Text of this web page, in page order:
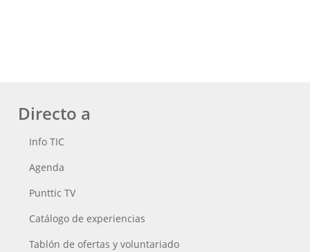
Directo a
Info TIC
Agenda
Punttic TV
Catálogo de experiencias
Tablón de ofertas y voluntariado